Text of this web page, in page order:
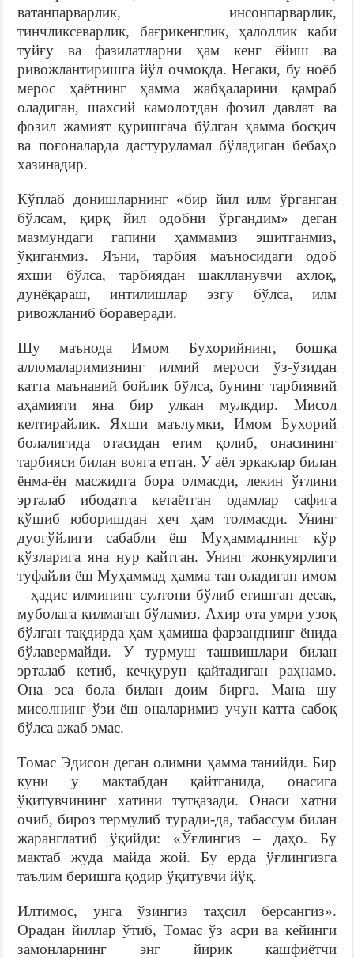
ватанпарварлик, инсонпарварлик,
тинчликсеварлик, бағрикенглик, ҳалоллик каби
туйғу ва фазилатларни ҳам кенг ёйиш ва
ривожлантиришга йўл очмоқда. Негаки, бу ноёб
мерос ҳаётнинг ҳамма жабҳаларини қамраб
оладиган, шахсий камолотдан фозил давлат ва
фозил жамият қуришгача бўлган ҳамма босқич
ва поғоналарда дастуруламал бўладиган бебаҳо
хазинадир.
Кўплаб донишларнинг «бир йил илм ўрганган
бўлсам, қирқ йил одобни ўргандим» деган
мазмундаги гапини ҳаммамиз эшитганмиз,
ўқиганмиз. Яъни, тарбия маъносидаги одоб
яхши бўлса, тарбиядан шаклланувчи ахлоқ,
дунёқараш, интилишлар эзгу бўлса, илм
ривожланиб бораверади.
Шу маънода Имом Бухорийнинг, бошқа
алломаларимизнинг илмий мероси ўз-ўзидан
катта маънавий бойлик бўлса, бунинг тарбиявий
аҳамияти яна бир улкан мулкдир. Мисол
келтирайлик. Яхши маълумки, Имом Бухорий
болалигида отасидан етим қолиб, онасининг
тарбияси билан вояга етган. У аёл эркаклар билан
ёнма-ён масжидга бора олмасди, лекин ўғлини
эрталаб ибодатга кетаётган одамлар сафига
қўшиб юборишдан ҳеч ҳам толмасди. Унинг
дуогўйлиги сабабли ёш Муҳаммаднинг кўр
кўзларига яна нур қайтган. Унинг жонкуярлиги
туфайли ёш Муҳаммад ҳамма тан оладиган имом
– ҳадис илмининг султони бўлиб етишган десак,
муболаға қилмаган бўламиз. Ахир ота умри узоқ
бўлган тақдирда ҳам ҳамиша фарзанднинг ёнида
бўлавермайди. У турмуш ташвишлари билан
эрталаб кетиб, кечқурун қайтадиган раҳнамо.
Она эса бола билан доим бирга. Мана шу
мисолнинг ўзи ёш оналаримиз учун катта сабоқ
бўлса ажаб эмас.
Томас Эдисон деган олимни ҳамма танийди. Бир
куни у мактабдан қайтганида, онасига
ўқитувчининг хатини тутқазади. Онаси хатни
очиб, бироз термулиб туради-да, табассум билан
жаранглатиб ўқийди: «Ўғлингиз – даҳо. Бу
мактаб жуда майда жой. Бу ерда ўғлингизга
таълим беришга қодир ўқитувчи йўқ.
Илтимос, унга ўзингиз таҳсил берсангиз».
Орадан йиллар ўтиб, Томас ўз асри ва кейинги
замонларнинг энг йирик кашфиётчи